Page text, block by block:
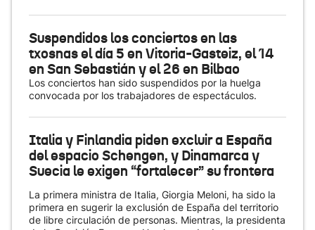
Suspendidos los conciertos en las
txosnas el día 5 en Vitoria-Gasteiz, el 14
en San Sebastián y el 26 en Bilbao
Los conciertos han sido suspendidos por la huelga
convocada por los trabajadores de espectáculos.
Italia y Finlandia piden excluir a España
del espacio Schengen, y Dinamarca y
Suecia le exigen “fortalecer” su frontera
La primera ministra de Italia, Giorgia Meloni, ha sido la
primera en sugerir la exclusión de España del territorio
de libre circulación de personas. Mientras, la presidenta